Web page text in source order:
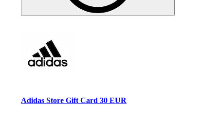
Adidas Store Gift Card 30 EUR